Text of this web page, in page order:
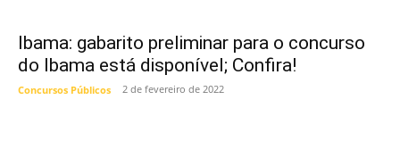
Ibama: gabarito preliminar para o concurso
do Ibama está disponível; Confira!
Concursos Públicos 2 de fevereiro de 2022